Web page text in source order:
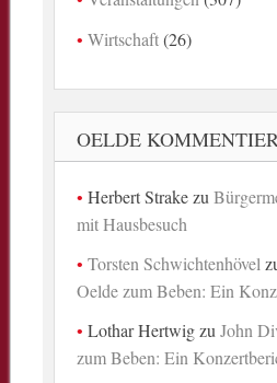
Wirtschaft(26)
OELDE
Herbert Strakezu
mit Hausbesuch
Torsten Schwichtenhövel
Oelde zum Beben: Ein
Lothar HertwigzuJohn
zum Beben: Ein